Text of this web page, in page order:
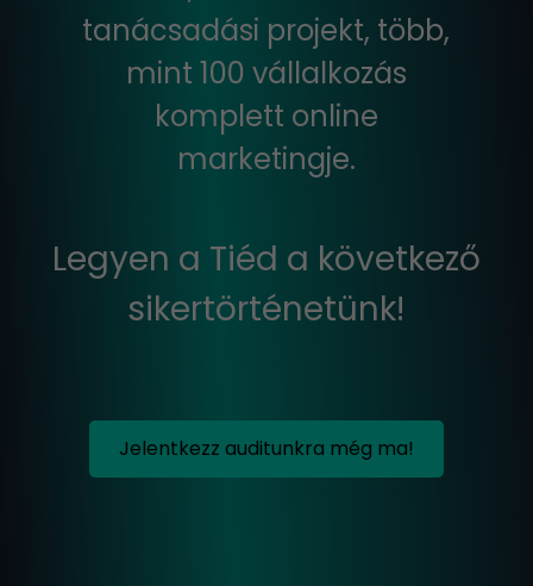
tanácsadási projekt, több,
mint 100 vállalkozás
komplett online
marketingje.
Legyen a Tiéd a következő
sikertörténetünk!
Jelentkezz auditunkra még ma!